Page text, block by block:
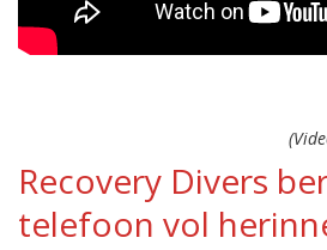
Recovery Divers
telefoon vol